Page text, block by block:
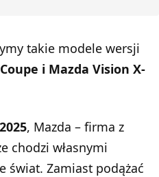
takie modele wersji
i Mazda Vision X-
, Mazda – firma z
chodzi własnymi
świat. Zamiast podążać